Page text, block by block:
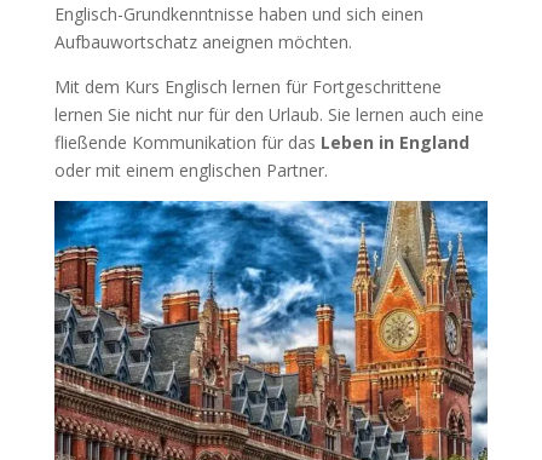
Englisch-Grundkenntnisse haben und sich einen
Aufbauwortschatz aneignen möchten.
Mit dem Kurs Englisch lernen für Fortgeschrittene
lernen Sie nicht nur für den Urlaub. Sie lernen auch eine
fließende Kommunikation für das Leben in England
oder mit einem englischen Partner.